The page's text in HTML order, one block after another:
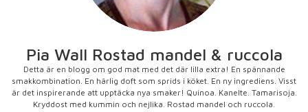
Pia Wall Rostad mandel & ruccola
Detta är en blogg om god mat med det där lilla extra! En spännande
smakkombination. En härlig doft som sprids i köket. En ny ingrediens. Visst
är det inspirerande att upptäcka nya smaker! Quinoa. Kanelte. Tamarisoja.
Kryddost med kummin och nejlika. Rostad mandel och ruccola.